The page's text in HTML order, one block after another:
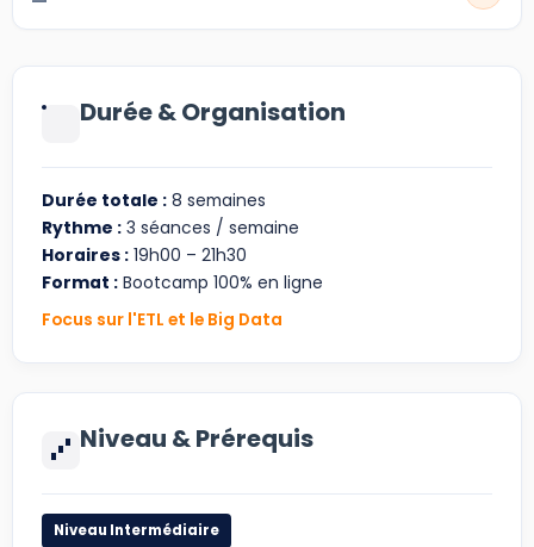
Durée & Organisation
Durée totale : 8 semaines
Rythme : 3 séances / semaine
Horaires : 19h00 – 21h30
Format : Bootcamp 100% en ligne
Focus sur l'ETL et le Big Data
Niveau & Prérequis
Niveau Intermédiaire